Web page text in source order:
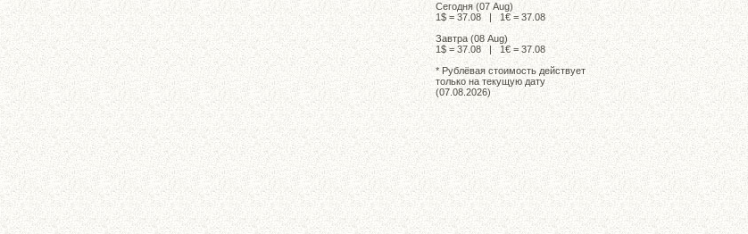
Сегодня (07 Aug)
1$ = 37.08 | 1€ = 37.08
Завтра (08 Aug)
1$ = 37.08 | 1€ = 37.08
* Рублёвая стоимость действует
только на текущую дату
(07.08.2026)